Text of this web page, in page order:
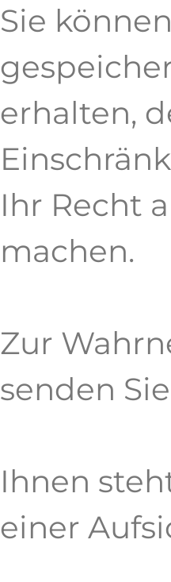
Sie
erhalten,
Ihr Recht
machen.
Zur
senden
Ihnen
einer